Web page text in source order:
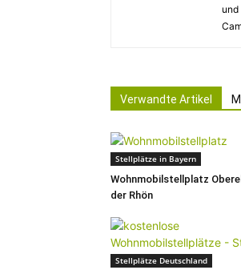
Verwandte Artikel
Stellplätze in Bayern
Wohnmobilstellplatz
der Rhön
Stellplätze Deutschland